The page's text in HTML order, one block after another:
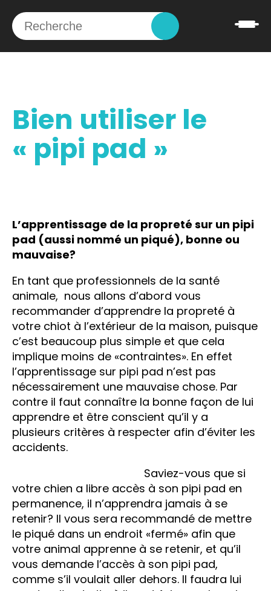
Bien utiliser le
« pipi pad »
L’apprentissage de la propreté sur un pipi
pad (aussi nommé un piqué), bonne ou
mauvaise?
En tant que professionnels de la santé
animale, nous allons d’abord vous
recommander d’apprendre la propreté à
votre chiot à l’extérieur de la maison, puisque
c’est beaucoup plus simple et que cela
implique moins de «contraintes». En effet
l’apprentissage sur pipi pad n’est pas
nécessairement une mauvaise chose. Par
contre il faut connaître la bonne façon de lui
apprendre et être conscient qu’il y a
plusieurs critères à respecter afin d’éviter les
accidents.
Saviez-vous que si
votre chien a libre accès à son pipi pad en
permanence, il n’apprendra jamais à se
retenir? Il vous sera recommandé de mettre
le piqué dans un endroit «fermé» afin que
votre animal apprenne à se retenir, et qu’il
vous demande l’accès à son pipi pad,
comme s’il voulait aller dehors. Il faudra lui